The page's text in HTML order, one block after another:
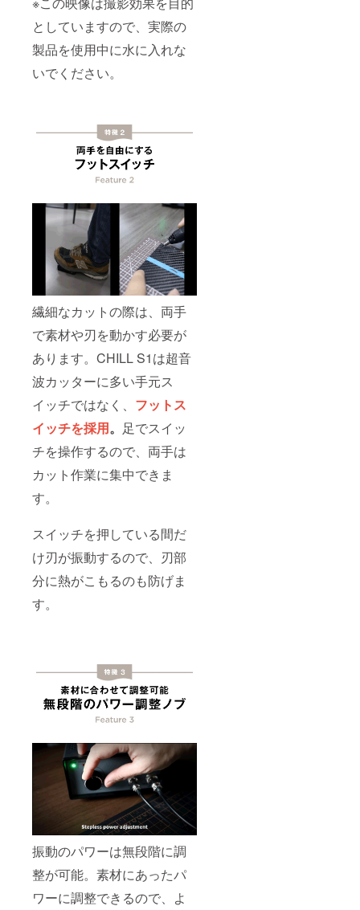
としていますので、実際の
製品を使用中に水に入れな
いでください。
繊細なカットの際は、両手
で素材や刃を動かす必要が
あります。CHILL S1は超音
波カッターに多い手元ス
イッチではなく、 フットス
イッチを採用。 足でスイッ
チを操作するので、両手は
カット作業に集中できま
す。
スイッチを押している間だ
け刃が振動するので、刃部
分に熱がこもるのも防げま
す。
振動のパワーは無段階に調
整が可能。素材にあったパ
ワーに調整できるので、よ